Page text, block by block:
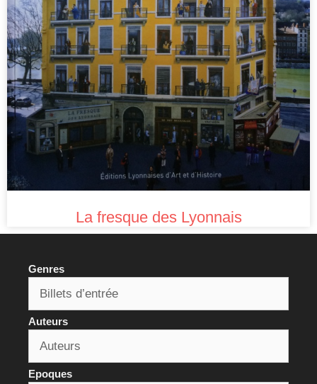
La fresque des Lyonnais
Genres
Auteurs
Epoques